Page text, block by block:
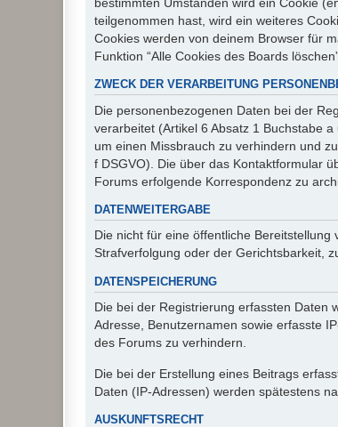
teilgenommen hast, wird ein weiteres
Cookies werden von deinem Browser für
Funktion “Alle Cookies des Boards
ZWECK DER VERARBEITUNG
Die personenbezogenen Daten bei der
verarbeitet (Artikel 6 Absatz 1 Buchstabe
um einen Missbrauch zu verhindern und
f DSGVO). Die über das Kontaktformular
Forums erfolgende Korrespondenz zu
DATENWEITERGABE
Die nicht für eine öffentliche
Strafverfolgung oder der Gerichtsbarkeit,
DATENSPEICHERUNG
Die bei der Registrierung erfassten Daten
Adresse, Benutzernamen sowie erfasste
des Forums zu verhindern.
Die bei der Erstellung eines Beitrags
Daten (IP-Adressen) werden spätestens
AUSKUNFTSRECHT